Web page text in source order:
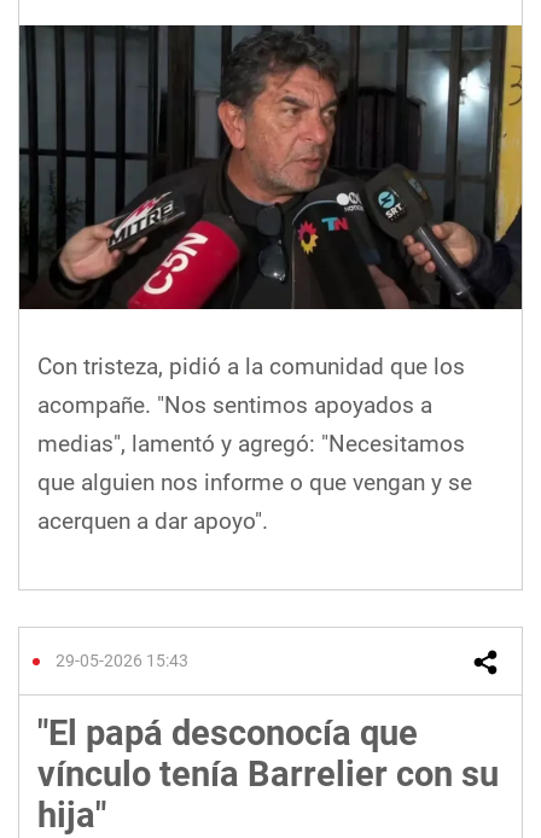
Con tristeza, pidió a la comunidad que los
acompañe. "Nos sentimos apoyados a
medias", lamentó y agregó: "Necesitamos
que alguien nos informe o que vengan y se
acerquen a dar apoyo".
29-05-2026 15:43
"El papá desconocía que
vínculo tenía Barrelier con su
hija"